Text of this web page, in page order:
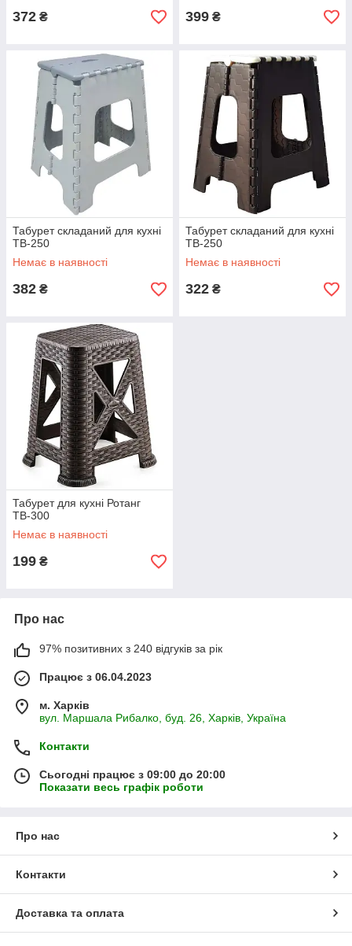
372 ₴ 399 ₴
Табурет складаний для кухні
ТВ-250
Немає в наявності
382 ₴
Табурет складаний для кухні
ТВ-250
Немає в наявності
322 ₴
Табурет для кухні Ротанг
ТВ-300
Немає в наявності
199 ₴
Про нас
97% позитивних з 240 відгуків за рік
Працює з 06.04.2023
м. Харків
вул. Маршала Рибалко, буд. 26, Харків, Україна
Контакти
Сьогодні працює з 09:00 до 20:00
Показати весь графік роботи
Про нас
Контакти
Доставка та оплата